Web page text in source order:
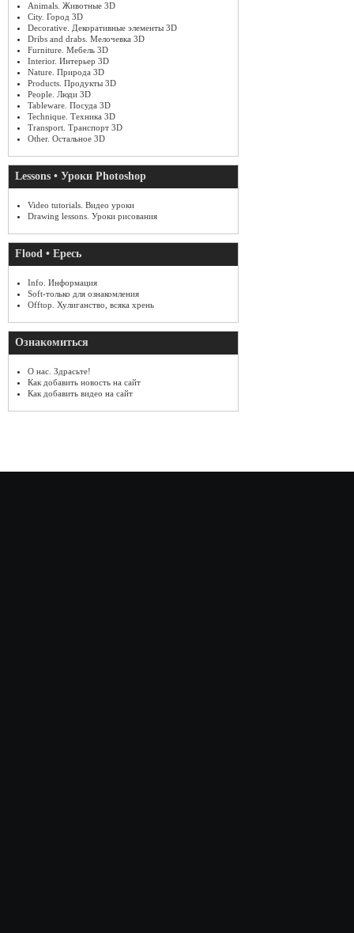
Animals. Животные 3D
City. Город 3D
Decorative. Декоративные элементы 3D
Dribs and drabs. Мелочевка 3D
Furniture. Мебель 3D
Interior. Интерьер 3D
Nature. Природа 3D
Products. Продукты 3D
People. Люди 3D
Tableware. Посуда 3D
Technique. Техника 3D
Transport. Транспорт 3D
Other. Остальное 3D
Lessons • Уроки Photoshop
Video tutorials. Видео уроки
Drawing lessons. Уроки рисования
Flood • Ересь
Info. Информация
Soft-только для ознакомления
Offtop. Хулиганство, всяка хрень
Ознакомиться
О нас. Здрасьте!
Как добавить новость на сайт
Как добавить видео на сайт